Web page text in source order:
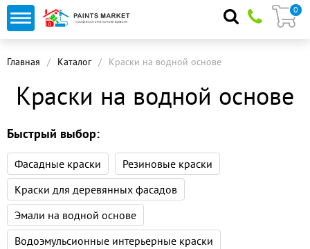
0
Главная Каталог Краски на водной основе
Краски на водной основе
Быстрый выбор:
Фасадные краски
Резиновые краски
Краски для деревянных фасадов
Эмали на водной основе
Водоэмульсионные интерьерные краски